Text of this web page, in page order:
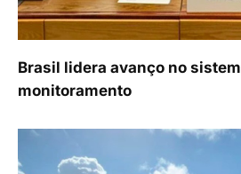
Brasil lidera avanço no
monitoramento